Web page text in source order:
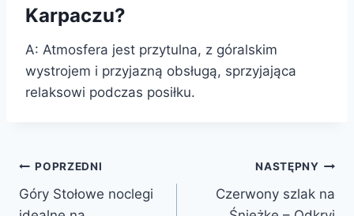
Karpaczu?
A: Atmosfera jest przytulna, z góralskim
wystrojem i przyjazną obsługą, sprzyjająca
relaksowi podczas posiłku.
Nawigacja
wpisu
POPRZEDNI
Góry Stołowe noclegi
NASTĘPNY
Czerwony szlak na